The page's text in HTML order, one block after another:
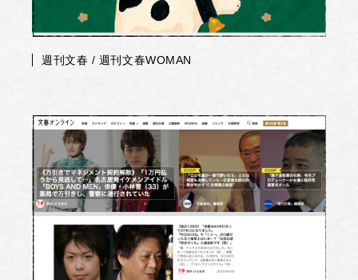
週刊文春 / 週刊文春WOMAN